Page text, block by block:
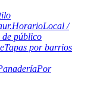
HorarioLocal /
de público
Tapas por barrios
Por